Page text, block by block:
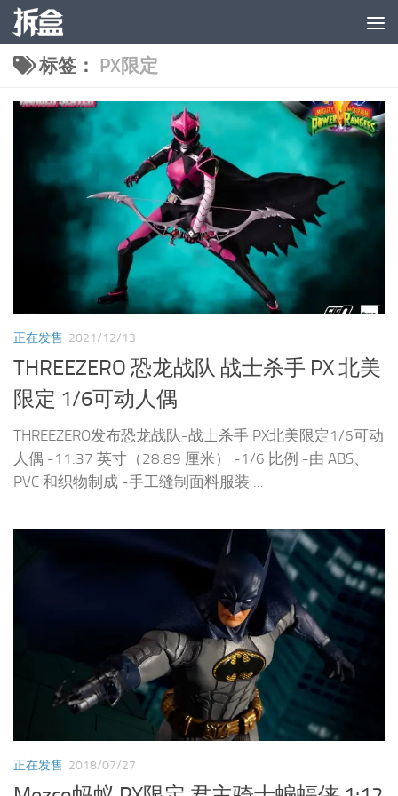
跳至内容
标签： PX限定
正在发售 2021/12/13
THREEZERO 恐龙战队 战士杀手 PX 北美
限定 1/6可动人偶
THREEZERO发布恐龙战队-战士杀手 PX北美限定1/6可动
人偶 -11.37 英寸（28.89 厘米） -1/6 比例 -由 ABS、
PVC 和织物制成 -手工缝制面料服装 ...
正在发售 2018/07/27